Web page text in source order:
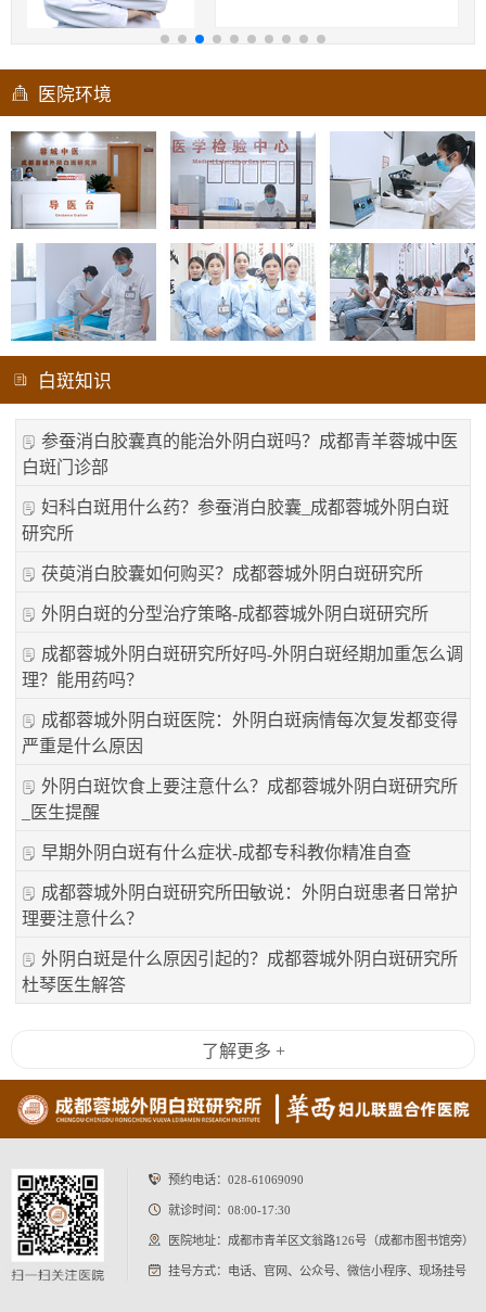
医院环境
白斑知识
参蚕消白胶囊真的能治外阴白斑吗？成都青羊蓉城中医
白斑门诊部
妇科白斑用什么药？参蚕消白胶囊_成都蓉城外阴白斑
研究所
茯萸消白胶囊如何购买？成都蓉城外阴白斑研究所
外阴白斑的分型治疗策略-成都蓉城外阴白斑研究所
成都蓉城外阴白斑研究所好吗-外阴白斑经期加重怎么调
理？能用药吗？
成都蓉城外阴白斑医院：外阴白斑病情每次复发都变得
严重是什么原因
外阴白斑饮食上要注意什么？成都蓉城外阴白斑研究所
_医生提醒
早期外阴白斑有什么症状-成都专科教你精准自查
成都蓉城外阴白斑研究所田敏说：外阴白斑患者日常护
理要注意什么？
外阴白斑是什么原因引起的？成都蓉城外阴白斑研究所
杜琴医生解答
了解更多 +
预约电话： 028-61069090
就诊时间：08:00-17:30
医院地址：成都市青羊区文翁路126号（成都市图书馆旁）
挂号方式：电话、官网、公众号、微信小程序、现场挂号